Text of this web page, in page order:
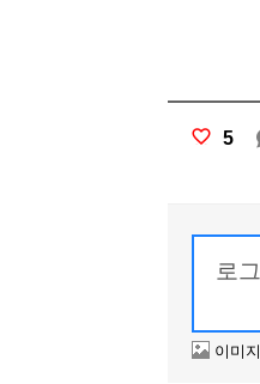
5
이미지